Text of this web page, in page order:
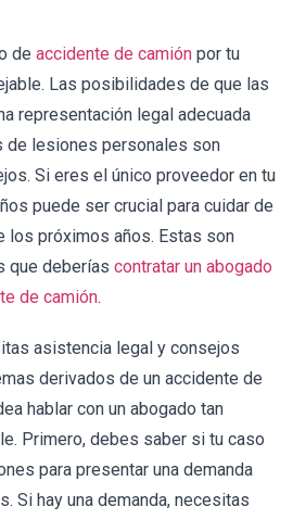
de accidente de camión por tu
Las posibilidades de que las
representación legal adecuada
de lesiones personales son
Si eres el único proveedor en tu
puede ser crucial para cuidar de
los próximos años. Estas son
que deberías contratar un abogado
de camión.
asistencia legal y consejos
derivados de un accidente de
hablar con un abogado tan
Primero, debes saber si tu caso
para presentar una demanda
Si hay una demanda, necesitas